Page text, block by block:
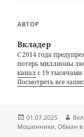
АВТОР
Вкладер
С 2014 года
потерь миллионы
каналс 19
Посмотреть все
Опубликовано
01.07.2025
Мошенники,Обман в